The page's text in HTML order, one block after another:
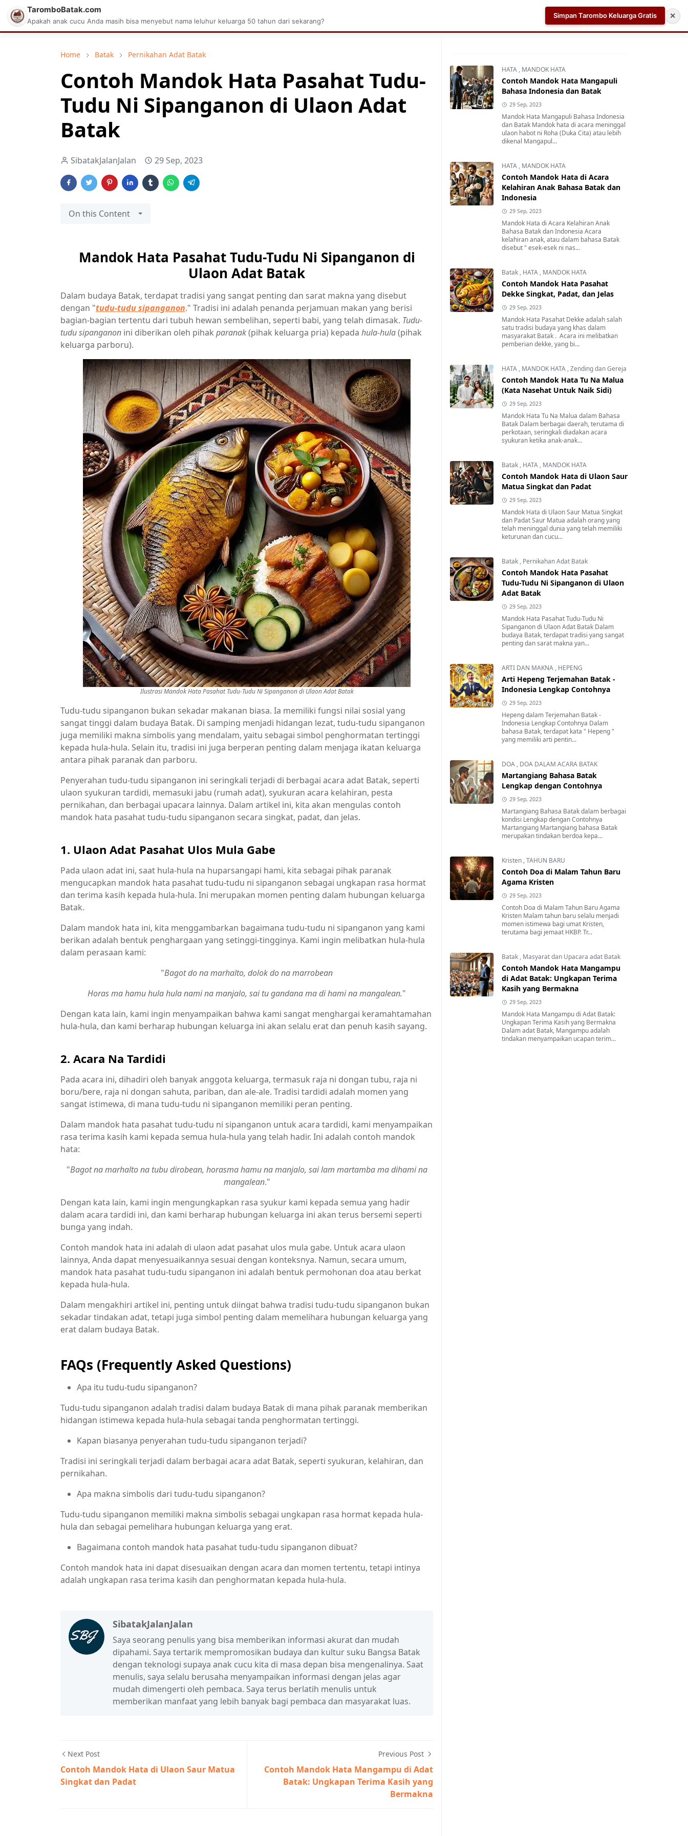
Matius Celcius Sinaga Aplikasi Pabrik Kelapa Sawit Tarombo Batak Aplikasi AI Teleprompter dan Pembuat Skrip Video
Home Batak Pernikahan Adat Batak
Contoh Mandok Hata Pasahat Tudu-
Tudu Ni Sipanganon di Ulaon Adat
Batak
SibatakJalanJalan 29 Sep, 2023
On this Content
Mandok Hata Pasahat Tudu-Tudu Ni Sipanganon di
Ulaon Adat Batak
Dalam budaya Batak, terdapat tradisi yang sangat penting dan sarat makna yang disebut
dengan "tudu-tudu sipanganon." Tradisi ini adalah penanda perjamuan makan yang berisi
bagian-bagian tertentu dari tubuh hewan sembelihan, seperti babi, yang telah dimasak. Tudu-
tudu sipanganon ini diberikan oleh pihak paranak(pihak keluarga pria) kepada hula-hula(pihak
keluarga parboru).
Ilustrasi Mandok Hata Pasahat Tudu-Tudu Ni Sipanganon di Ulaon Adat Batak
Tudu-tudu sipanganon bukan sekadar makanan biasa. Ia memiliki fungsi nilai sosial yang
sangat tinggi dalam budaya Batak. Di samping menjadi hidangan lezat, tudu-tudu sipanganon
juga memiliki makna simbolis yang mendalam, yaitu sebagai simbol penghormatan tertinggi
kepada hula-hula. Selain itu, tradisi ini juga berperan penting dalam menjaga ikatan keluarga
antara pihak paranak dan parboru.
Penyerahan tudu-tudu sipanganon ini seringkali terjadi di berbagai acara adat Batak, seperti
ulaon syukuran tardidi, memasuki jabu (rumah adat), syukuran acara kelahiran, pesta
pernikahan, dan berbagai upacara lainnya. Dalam artikel ini, kita akan mengulas contoh
mandok hata pasahat tudu-tudu sipanganon secara singkat, padat, dan jelas.
1. Ulaon Adat Pasahat Ulos Mula Gabe
Pada ulaon adat ini, saat hula-hula na huparsangapi hami, kita sebagai pihak paranak
mengucapkan mandok hata pasahat tudu-tudu ni sipanganon sebagai ungkapan rasa hormat
dan terima kasih kepada hula-hula. Ini merupakan momen penting dalam hubungan keluarga
Batak.
Dalam mandok hata ini, kita menggambarkan bagaimana tudu-tudu ni sipanganon yang kami
berikan adalah bentuk penghargaan yang setinggi-tingginya. Kami ingin melibatkan hula-hula
dalam perasaan kami:
"Bagot do na marhalto, dolok do na marrobean
Horas ma hamu hula hula nami na manjalo, sai tu gandana ma di hami na mangalean."
Dengan kata lain, kami ingin menyampaikan bahwa kami sangat menghargai keramahtamahan
hula-hula, dan kami berharap hubungan keluarga ini akan selalu erat dan penuh kasih sayang.
2. Acara Na Tardidi
Pada acara ini, dihadiri oleh banyak anggota keluarga, termasuk raja ni dongan tubu, raja ni
boru/bere, raja ni dongan sahuta, pariban, dan ale-ale. Tradisi tardidi adalah momen yang
sangat istimewa, di mana tudu-tudu ni sipanganon memiliki peran penting.
Dalam mandok hata pasahat tudu-tudu ni sipanganon untuk acara tardidi, kami menyampaikan
rasa terima kasih kami kepada semua hula-hula yang telah hadir. Ini adalah contoh mandok
hata:
"Bagot na marhalto na tubu dirobean, horasma hamu na manjalo, sai lam martamba ma dihami na
mangalean."
Dengan kata lain, kami ingin mengungkapkan rasa syukur kami kepada semua yang hadir
dalam acara tardidi ini, dan kami berharap hubungan keluarga ini akan terus bersemi seperti
bunga yang indah.
Contoh mandok hata ini adalah di ulaon adat pasahat ulos mula gabe. Untuk acara ulaon
lainnya, Anda dapat menyesuaikannya sesuai dengan konteksnya. Namun, secara umum,
mandok hata pasahat tudu-tudu sipanganon ini adalah bentuk permohonan doa atau berkat
kepada hula-hula.
Dalam mengakhiri artikel ini, penting untuk diingat bahwa tradisi tudu-tudu sipanganon bukan
sekadar tindakan adat, tetapi juga simbol penting dalam memelihara hubungan keluarga yang
erat dalam budaya Batak.
FAQs (Frequently Asked Questions)
Apa itu tudu-tudu sipanganon?
Tudu-tudu sipanganon adalah tradisi dalam budaya Batak di mana pihak paranak memberikan
hidangan istimewa kepada hula-hula sebagai tanda penghormatan tertinggi.
Kapan biasanya penyerahan tudu-tudu sipanganon terjadi?
Tradisi ini seringkali terjadi dalam berbagai acara adat Batak, seperti syukuran, kelahiran, dan
pernikahan.
Apa makna simbolis dari tudu-tudu sipanganon?
Tudu-tudu sipanganon memiliki makna simbolis sebagai ungkapan rasa hormat kepada hula-
hula dan sebagai pemelihara hubungan keluarga yang erat.
Bagaimana contoh mandok hata pasahat tudu-tudu sipanganon dibuat?
Contoh mandok hata ini dapat disesuaikan dengan acara dan momen tertentu, tetapi intinya
adalah ungkapan rasa terima kasih dan penghormatan kepada hula-hula.
SibatakJalanJalan
Saya seorang penulis yang bisa memberikan informasi akurat dan mudah
dipahami. Saya tertarik mempromosikan budaya dan kultur suku Bangsa Batak
dengan teknologi supaya anak cucu kita di masa depan bisa mengenalinya. Saat
menulis, saya selalu berusaha menyampaikan informasi dengan jelas agar
mudah dimengerti oleh pembaca. Saya terus berlatih menulis untuk
memberikan manfaat yang lebih banyak bagi pembaca dan masyarakat luas.
Next Post
Contoh Mandok Hata di Ulaon Saur Matua
Singkat dan Padat
Previous Post
Contoh Mandok Hata Mangampu di Adat
Batak: Ungkapan Terima Kasih yang
Bermakna
HATA , MANDOK HATA
Contoh Mandok Hata Mangapuli
Bahasa Indonesia dan Batak
29 Sep, 2023
Mandok Hata Mangapuli Bahasa Indonesia
dan Batak Mandok hata di acara meninggal
ulaon habot ni Roha (Duka Cita) atau lebih
dikenal Mangapul...
HATA , MANDOK HATA
Contoh Mandok Hata di Acara
Kelahiran Anak Bahasa Batak dan
Indonesia
29 Sep, 2023
Mandok Hata di Acara Kelahiran Anak
Bahasa Batak dan Indonesia Acara
kelahiran anak, atau dalam bahasa Batak
disebut " esek-esek ni nas...
Batak , HATA , MANDOK HATA
Contoh Mandok Hata Pasahat
Dekke Singkat, Padat, dan Jelas
29 Sep, 2023
Mandok Hata Pasahat Dekke adalah salah
satu tradisi budaya yang khas dalam
masyarakat Batak . Acara ini melibatkan
pemberian dekke, yang bi...
HATA , MANDOK HATA ,Zending dan Gereja
Contoh Mandok Hata Tu Na Malua
(Kata Nasehat Untuk Naik Sidi)
29 Sep, 2023
Mandok Hata Tu Na Malua dalam Bahasa
Batak Dalam berbagai daerah, terutama di
perkotaan, seringkali diadakan acara
syukuran ketika anak-anak...
Batak , HATA , MANDOK HATA
Contoh Mandok Hata di Ulaon Saur
Matua Singkat dan Padat
29 Sep, 2023
Mandok Hata di Ulaon Saur Matua Singkat
dan Padat Saur Matua adalah orang yang
telah meninggal dunia yang telah memiliki
keturunan dan cucu...
Batak , Pernikahan Adat Batak
Contoh Mandok Hata Pasahat
Tudu-Tudu Ni Sipanganon di Ulaon
Adat Batak
29 Sep, 2023
Mandok Hata Pasahat Tudu-Tudu Ni
Sipanganon di Ulaon Adat Batak Dalam
budaya Batak, terdapat tradisi yang sangat
penting dan sarat makna yan...
ARTI DAN MAKNA , HEPENG
Arti Hepeng Terjemahan Batak -
Indonesia Lengkap Contohnya
29 Sep, 2023
Hepeng dalam Terjemahan Batak -
Indonesia Lengkap Contohnya Dalam
bahasa Batak, terdapat kata " Hepeng "
yang memiliki arti pentin...
DOA , DOA DALAM ACARA BATAK
Martangiang Bahasa Batak
Lengkap dengan Contohnya
29 Sep, 2023
Martangiang Bahasa Batak dalam berbagai
kondisi Lengkap dengan Contohnya
Martangiang Martangiang bahasa Batak
merupakan tindakan berdoa kepa...
Kristen ,TAHUN BARU
Contoh Doa di Malam Tahun Baru
Agama Kristen
29 Sep, 2023
Contoh Doa di Malam Tahun Baru Agama
Kristen Malam tahun baru selalu menjadi
momen istimewa bagi umat Kristen,
terutama bagi jemaat HKBP. Tr...
Batak , Masyarat dan Upacara adat Batak
Contoh Mandok Hata Mangampu
di Adat Batak: Ungkapan Terima
Kasih yang Bermakna
29 Sep, 2023
Mandok Hata Mangampu di Adat Batak:
Ungkapan Terima Kasih yang Bermakna
Dalam adat Batak, Mangampu adalah
tindakan menyampaikan ucapan terim...
TaromboBatak.com
Apakah anak cucu Anda masih bisa menyebut nama leluhur keluarga 50 tahun dari sekarang?
Simpan Tarombo Keluarga Gratis ✕